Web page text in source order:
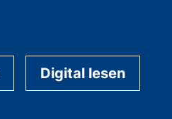
Digital lesen